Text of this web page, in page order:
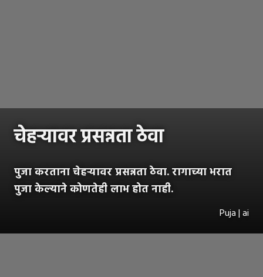
चेहऱ्यावर प्रसन्नता ठेवा
पुजा करताना चेहऱ्यावर प्रसन्नता ठेवा. रागाच्या भरात
पुजा केल्याने कोणतेही लाभ होत नाही.
Puja | ai